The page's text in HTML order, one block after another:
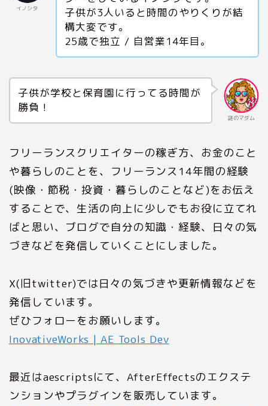
イノシタ
子供が3人いると時間のやりくりが結
構大変です。
25歳で独立 / 自営業14年目。
謎のマダム
子供が学校と保育園に行ってる時間が
勝負！
フリーランスクリエイターの稼ぎ方、お金のこと
や暮らしのことを、フリーランス14年間の経験
(映像・節税・投資・暮らしのことなど)をお伝え
することで、生活の向上に少しでもお役に立てれ
ばと思い、ブログで自分の知識・経験、日々の気
づきなどを発信していくことにしました。
X(旧twitter)では日々の気づきや更新情報などを
発信しています。
ぜひフォローをお願いします。
InovativeWorks | AE Tools Dev
最近はaescriptsにて、AfterEffectsのエクステ
ンションやプラグインを販売しています。